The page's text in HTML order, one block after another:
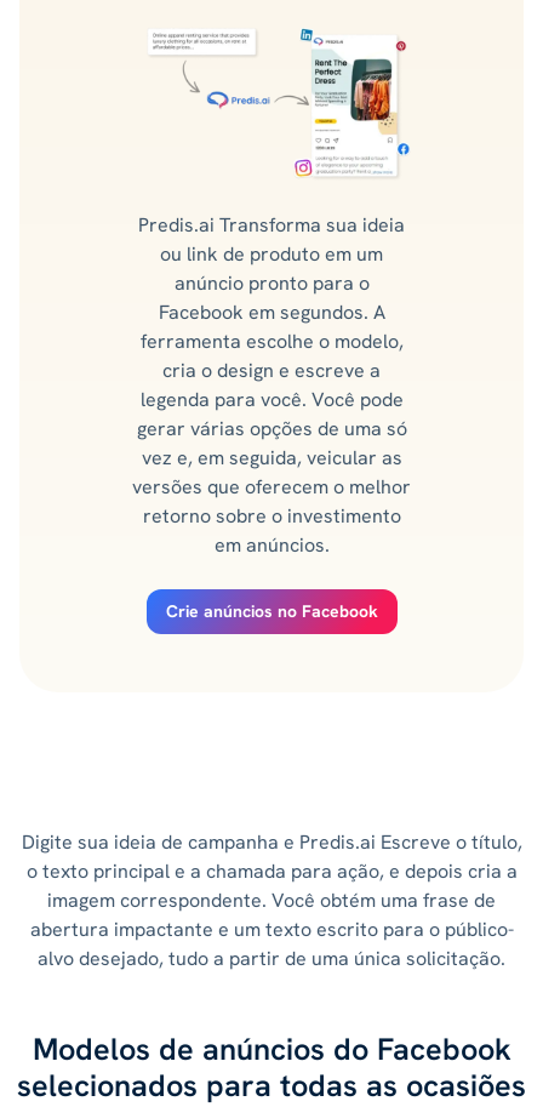
Predis.ai Transforma sua ideia
ou link de produto em um
anúncio pronto para o
Facebook em segundos. A
ferramenta escolhe o modelo,
cria o design e escreve a
legenda para você. Você pode
gerar várias opções de uma só
vez e, em seguida, veicular as
versões que oferecem o melhor
retorno sobre o investimento
em anúncios.
Crie anúncios no Facebook
Digite sua ideia de campanha e Predis.ai Escreve o título,
o texto principal e a chamada para ação, e depois cria a
imagem correspondente. Você obtém uma frase de
abertura impactante e um texto escrito para o público-
alvo desejado, tudo a partir de uma única solicitação.
Modelos de anúncios do Facebook
selecionados para todas as ocasiões